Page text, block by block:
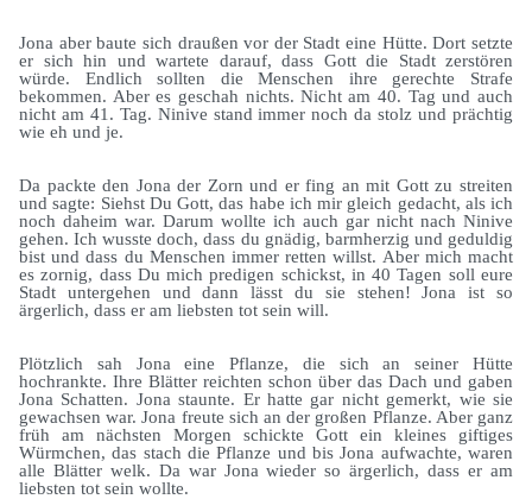
Jona aber baute sich draußen vor der Stadt eine Hütte. Dort setzte
er sich hin und wartete darauf, dass Gott die Stadt zerstören
würde. Endlich sollten die Menschen ihre gerechte Strafe
bekommen. Aber es geschah nichts. Nicht am 40. Tag und auch
nicht am 41. Tag. Ninive stand immer noch da stolz und prächtig
wie eh und je.
Da packte den Jona der Zorn und er fing an mit Gott zu streiten
und sagte: Siehst Du Gott, das habe ich mir gleich gedacht, als ich
noch daheim war. Darum wollte ich auch gar nicht nach Ninive
gehen. Ich wusste doch, dass du gnädig, barmherzig und geduldig
bist und dass du Menschen immer retten willst. Aber mich macht
es zornig, dass Du mich predigen schickst, in 40 Tagen soll eure
Stadt untergehen und dann lässt du sie stehen! Jona ist so
ärgerlich, dass er am liebsten tot sein will.
Plötzlich sah Jona eine Pflanze, die sich an seiner Hütte
hochrankte. Ihre Blätter reichten schon über das Dach und gaben
Jona Schatten. Jona staunte. Er hatte gar nicht gemerkt, wie sie
gewachsen war. Jona freute sich an der großen Pflanze. Aber ganz
früh am nächsten Morgen schickte Gott ein kleines giftiges
Würmchen, das stach die Pflanze und bis Jona aufwachte, waren
alle Blätter welk. Da war Jona wieder so ärgerlich, dass er am
liebsten tot sein wollte.